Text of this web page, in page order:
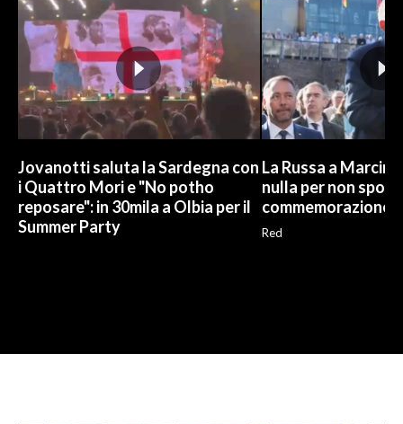
Jovanotti saluta la Sardegna con
i Quattro Mori e "No potho
reposare": in 30mila a Olbia per il
Summer Party
La Russa a
nulla per non
commemorazione
Red